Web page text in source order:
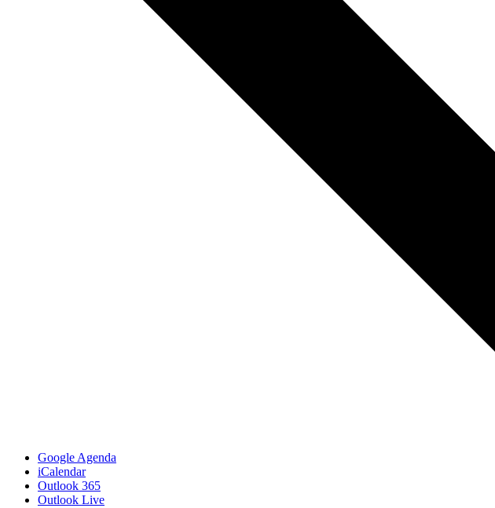
Google Agenda
iCalendar
Outlook 365
Outlook Live